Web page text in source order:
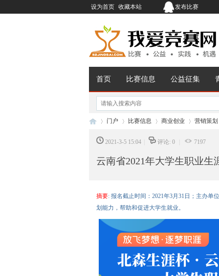
设为首页 收藏本站 发布比赛
首页 比赛信息 公益征集
›
门户
›
比赛信息
›
商业创业
›
营销策划
2021-3-5 15:04 评论: 0 7197
云南省2021年大学生职业生
摘要: 报名截止时间：2021年3月31日；主办单
划能力，帮助和促进大学生就业。